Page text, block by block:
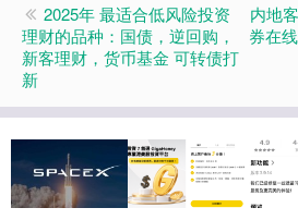
2025年 最适合低风险投资
理财的品种：国债，逆回购，
新客理财，货币基金 可转债打
新
内地
券在